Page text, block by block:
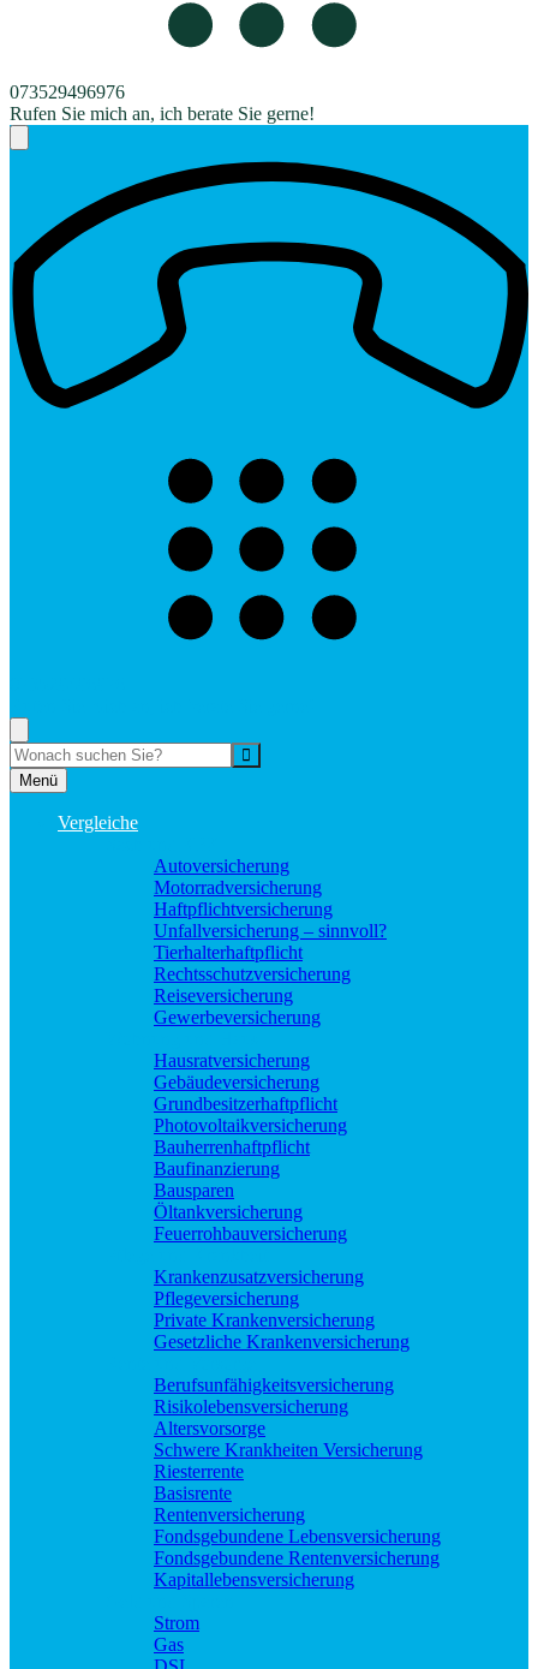
073529496976
Rufen Sie mich an, ich berate Sie gerne!
Menü
Vergleiche
Autoversicherung
Motorradversicherung
Haftpflichtversicherung
Unfallversicherung – sinnvoll?
Tierhalterhaftpflicht
Rechtsschutzversicherung
Reiseversicherung
Gewerbeversicherung
Hausratversicherung
Gebäudeversicherung
Grundbesitzerhaftpflicht
Photovoltaikversicherung
Bauherrenhaftpflicht
Baufinanzierung
Bausparen
Öltankversicherung
Feuerrohbauversicherung
Krankenzusatzversicherung
Pflegeversicherung
Private Krankenversicherung
Gesetzliche Krankenversicherung
Berufs­unfähigkeitsversicherung
Risikolebensversicherung
Altersvorsorge
Schwere Krankheiten Versicherung
Riesterrente
Basisrente
Rentenversicherung
Fondsgebundene Lebensversicherung
Fondsgebundene Rentenversicherung
Kapitallebensversicherung
Strom
Gas